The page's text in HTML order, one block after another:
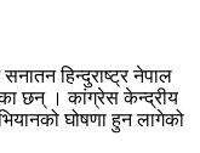
हिन्दुराष्ट्र नेपाल
छन् । कांग्रेस केन्द्रीय
घोषणा हुन लागेको